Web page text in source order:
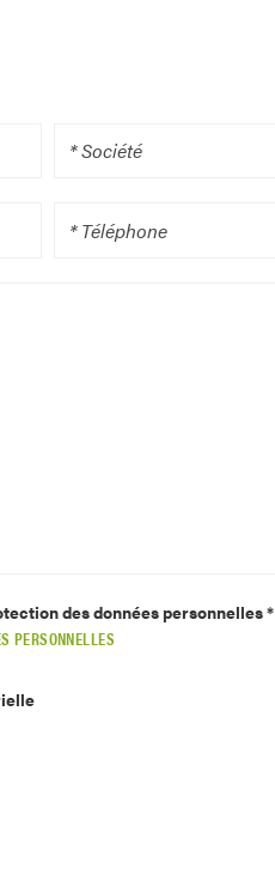
des données personnelles *
PERSONNELLES